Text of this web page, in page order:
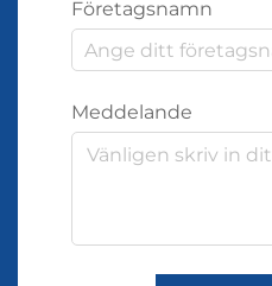
Företagsnamn
Meddelande